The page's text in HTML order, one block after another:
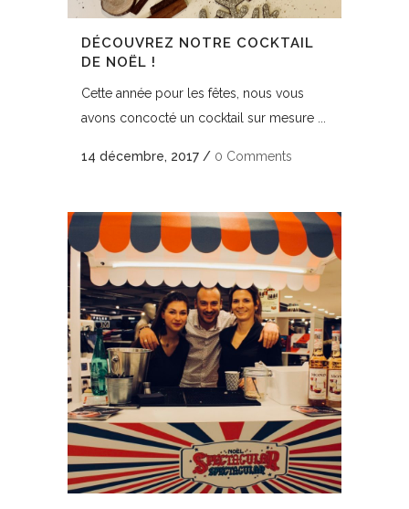
DÉCOUVREZ NOTRE COCKTAIL
DE NOËL !
Cette année pour les fêtes, nous vous
avons concocté un cocktail sur mesure ...
14 décembre, 2017 / 0 Comments